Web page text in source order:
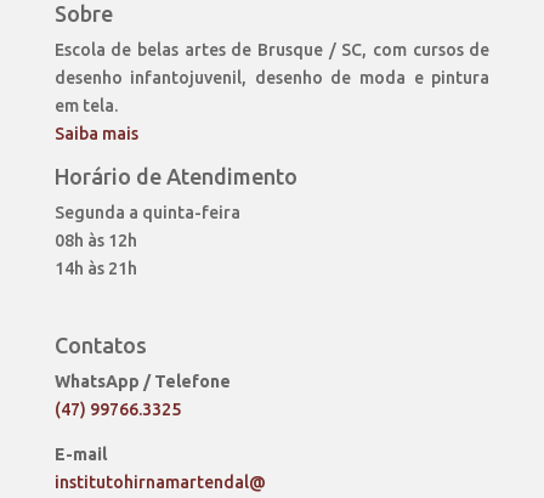
Sobre
Escola de belas artes de Brusque / SC, com cursos de
desenho infantojuvenil, desenho de moda e pintura
em tela.
Saiba mais
Horário de Atendimento
Segunda a quinta-feira
08h às 12h
14h às 21h
Contatos
WhatsApp / Telefone
(47) 99766.3325
E-mail
institutohirnamartendal@